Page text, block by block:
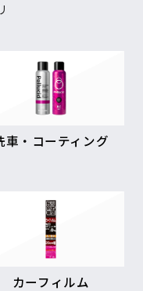
車・コーティング
カーフィルム